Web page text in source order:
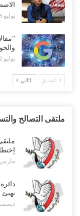
يوليو 26, 2026
يوليو 22, 2026
السابق التالي
ملتقى التصالح
مارس 30, 2022
ديسمبر 14,